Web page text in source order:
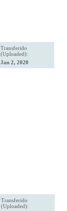
Transferido
(Uploaded):
Jan 2, 2020
Transferido
(Uploaded):